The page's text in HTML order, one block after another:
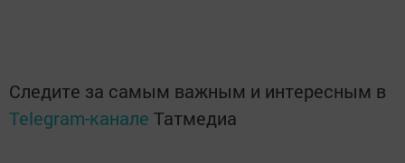
Следите за самым важным и интересным в
Telegram-канале Татмедиа